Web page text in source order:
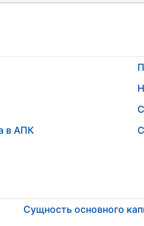
в АПК
Сущность основного